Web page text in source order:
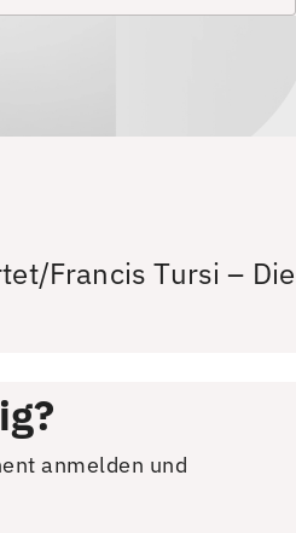
Francis Tursi – Die
anmelden und